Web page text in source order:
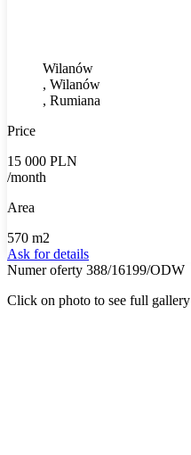
Wilanów
, Wilanów
, Rumiana
Price
15 000 PLN
/month
Area
570 m2
Ask for details
Numer oferty 388/16199/ODW
Click on photo to see full gallery